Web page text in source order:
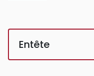
Entête